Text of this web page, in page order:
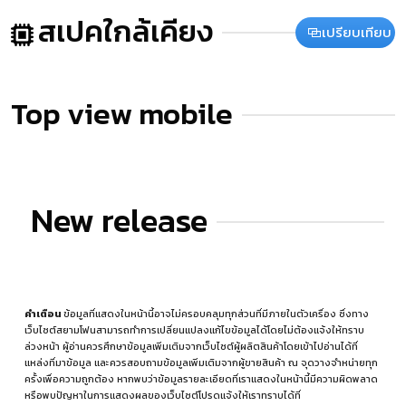
สเปคใกล้เคียง เปรียบเทียบ
Top view mobile
New release
คำเตือนข้อมูลที่แสดงในหน้านี้อาจไม่ครอบคลุมทุกส่วนที่มีภายในตัวเครื่อง ซึ่งทาง
เว็บไซต์สยามโฟนสามารถทำการเปลี่ยนแปลงแก้ไขข้อมูลได้โดยไม่ต้องแจ้งให้ทราบ
ล่วงหน้า ผู้อ่านควรศึกษาข้อมูลเพิ่มเติมจากเว็บไซต์ผู้ผลิตสินค้าโดยเข้าไปอ่านได้ที่
แหล่งที่มาข้อมูล และควรสอบถามข้อมูลเพิ่มเติมจากผู้ขายสินค้า ณ จุดวางจำหน่ายทุก
ครั้งเพื่อความถูกต้อง หากพบว่าข้อมูลรายละเอียดที่เราแสดงในหน้านี้มีความผิดพลาด
หรือพบปัญหาในการแสดงผลของเว็บไซต์โปรดแจ้งให้เราทราบได้ที่